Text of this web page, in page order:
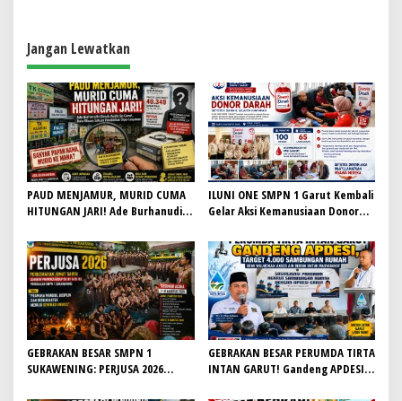
a
s
i
p
o
s
Jangan Lewatkan
PAUD MENJAMUR, MURID CUMA
HITUNGAN JARI! Ade Burhanudin
Dikmas PAUD H. Iyan Sopiyan
Belum Beri Jawaban
ILUNI ONE SMPN 1 Garut Kembali
Gelar Aksi Kemanusiaan Donor
PMI
GEBRAKAN BESAR SMPN 1
SUKAWENING: PERJUSA 2026
GEBRAKAN BESAR PERUMDA TIRTA
INTAN GARUT! Gandeng APDESI,